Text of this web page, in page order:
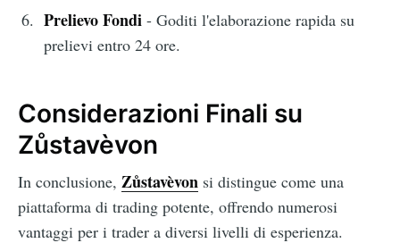
Prelievo Fondi- Goditi l'elaborazione rapida su
prelievi entro 24 ore.
Considerazioni Finali su
Zůstavèvon
In conclusione, Zůstavèvon si distingue come una
piattaforma di trading potente, offrendo numerosi
vantaggi per i trader a diversi livelli di esperienza.